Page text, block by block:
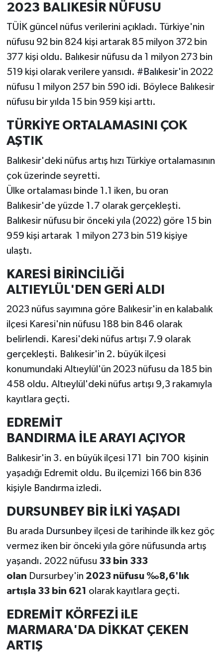
2023 BALIKESİR NÜFUSU
TÜİK güncel nüfus verilerini açıkladı. Türkiye'nin
nüfusu 92 bin 824 kişi artarak 85 milyon 372 bin
377 kişi oldu. Balıkesir nüfusu da 1 milyon 273 bin
519 kişi olarak verilere yansıdı. #Balıkesir'in 2022
nüfusu 1 milyon 257 bin 590 idi. Böylece Balıkesir
nüfusu bir yılda 15 bin 959 kişi arttı.
TÜRKİYE ORTALAMASINI ÇOK
AŞTIK
Balıkesir'deki nüfus artış hızı Türkiye ortalamasının
çok üzerinde seyretti.
Ülke ortalaması binde 1.1 iken, bu oran
Balıkesir'de yüzde 1.7 olarak gerçekleşti.
Balıkesir nüfusu bir önceki yıla (2022) göre 15 bin
959 kişi artarak 1 milyon 273 bin 519 kişiye
ulaştı.
KARESİ BİRİNCİLİĞİ
ALTIEYLÜL'DEN GERİ ALDI
2023 nüfus sayımına göre Balıkesir'in en kalabalık
ilçesi Karesi'nin nüfusu 188 bin 846 olarak
belirlendi. Karesi'deki nüfus artışı 7.9 olarak
gerçekleşti. Balıkesir'in 2. büyük ilçesi
konumundaki Altıeylül'ün 2023 nüfusu da 185 bin
458 oldu. Altıeylül'deki nüfus artışı 9,3 rakamıyla
kayıtlara geçti.
EDREMİT
BANDIRMA İLE ARAYI AÇIYOR
Balıkesir'in 3. en büyük ilçesi 171 bin 700 kişinin
yaşadığı Edremit oldu. Bu ilçemizi 166 bin 836
kişiyle Bandırma izledi.
DURSUNBEY BİR İLKİ YAŞADI
Bu arada Dursunbeyilçesi de tarihinde ilk kez göç
vermez iken bir önceki yıla göre nüfusunda artış
yaşandı. 2022 nüfusu 33 bin 333
olan Dursurbey'in 2023 nüfusu ‰8,6'lık
artışla 33 bin 621 olarak kayıtlara geçti.
EDREMİT KÖRFEZİ iLE
MARMARA'DA DİKKAT ÇEKEN
ARTIŞ